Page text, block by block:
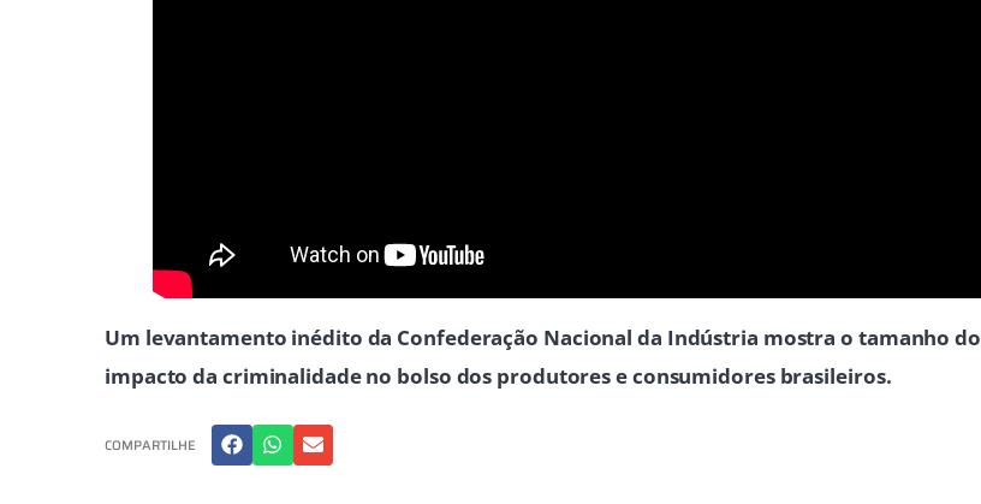
Um levantamento inédito da Confederação Nacional da Indústria mostra o tamanho do
impacto da criminalidade no bolso dos produtores e consumidores brasileiros.
COMPARTILHE